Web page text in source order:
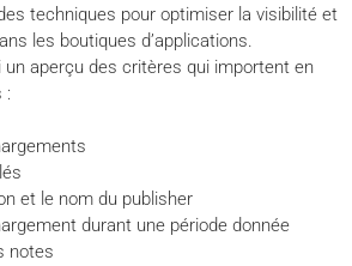
techniques pour optimiser la visibilité et
les boutiques d’applications.
un aperçu des critères qui importent en
:
et le nom du publisher
durant une période donnée
notes